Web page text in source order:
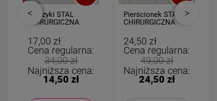
Kolczyki STAL
CHIRURGICZNA
17,00 zł
Cena regularna:
34,00 zł
Najniższa cena:
14,50 zł
Pierścionek STAL
CHIRURGICZNA
kryształki
opalizujące lilia
24,50 zł
Cena regularna:
49,00 zł
Najniższa cena:
24,50 zł